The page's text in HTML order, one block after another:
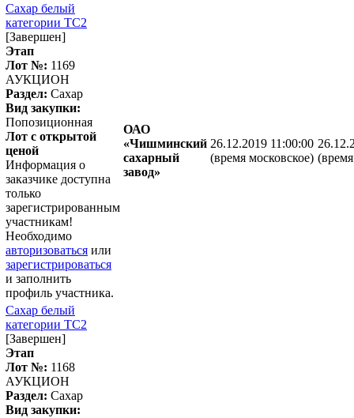
Сахар белый
категории ТС2
[Завершен]
Этап
Лот №: 1169
АУКЦИОН
Раздел: Сахар
Вид закупки:
Попозиционная
Лот с открытой
ценой
Информация о
заказчике доступна
только
зарегистрированным
участникам!
Необходимо
авторизоваться или
зарегистрироваться
и заполнить
профиль участника.
ОАО
«Чишминский
сахарный
завод»
26.12.2019 11:00:00
(время московское)
Сахар белый
категории ТС2
[Завершен]
Этап
Лот №: 1168
АУКЦИОН
Раздел: Сахар
Вид закупки: